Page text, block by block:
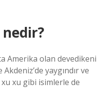
Amerika olan devedikeni
yaygındır ve
xu xu gibi isimlerle de